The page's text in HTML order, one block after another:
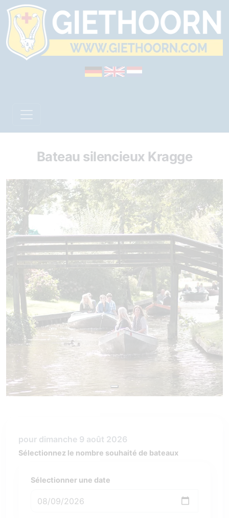
Bateau silencieux Kragge
pour dimanche 9 août 2026
Sélectionnez le nombre souhaité de bateaux
Sélectionner une date